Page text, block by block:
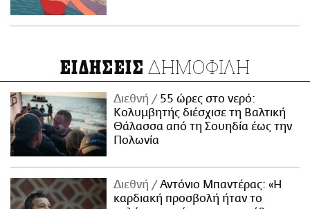
ΕΙΔΗΣΕΙΣ ΔΗΜΟΦΙΛΗ
Διεθνή
55 ώρες στο νερό:
Κολυμβητής διέσχισε τη Βαλτική
Θάλασσα από τη Σουηδία έως την
Πολωνία
Διεθνή
Αντόνιο Μπαντέρας: «Η
καρδιακή προσβολή ήταν το